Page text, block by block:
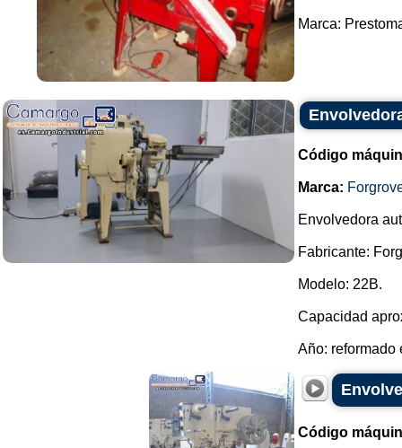
Marca:
Código
Marca:
Envolvedora
Fabricante:
Modelo: 22B.
Capacidad
Año: reformado
Código